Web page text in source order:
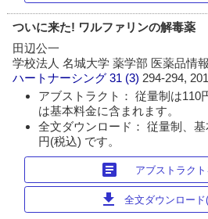
ついに来た! ワルファリンの解毒薬
田辺公一
学校法人 名城大学 薬学部 医薬品情
ハートナーシング 31 (3) 294-294,
アブストラクト： 従量制は110
は基本料金に含まれます。
全文ダウンロード： 従量制、
円(税込) です。
article アブストラク
download 全文ダウンロー